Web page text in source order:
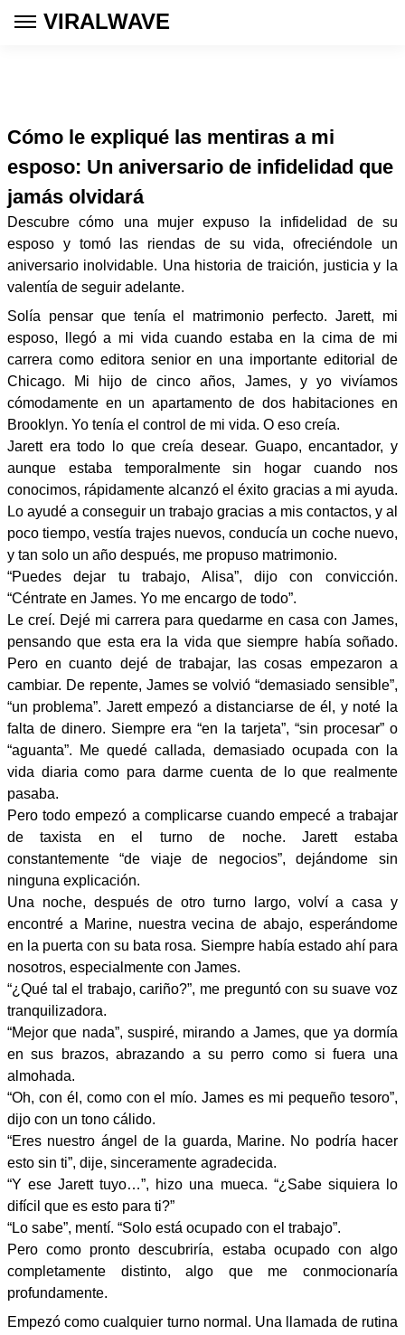
VIRALWAVE
Cómo le expliqué las mentiras a mi
esposo: Un aniversario de infidelidad que
jamás olvidará
Descubre cómo una mujer expuso la infidelidad de su
esposo y tomó las riendas de su vida, ofreciéndole un
aniversario inolvidable. Una historia de traición, justicia y la
valentía de seguir adelante.
Solía ​​pensar que tenía el matrimonio perfecto. Jarett, mi
esposo, llegó a mi vida cuando estaba en la cima de mi
carrera como editora senior en una importante editorial de
Chicago. Mi hijo de cinco años, James, y yo vivíamos
cómodamente en un apartamento de dos habitaciones en
Brooklyn. Yo tenía el control de mi vida. O eso creía.
Jarett era todo lo que creía desear. Guapo, encantador, y
aunque estaba temporalmente sin hogar cuando nos
conocimos, rápidamente alcanzó el éxito gracias a mi ayuda.
Lo ayudé a conseguir un trabajo gracias a mis contactos, y al
poco tiempo, vestía trajes nuevos, conducía un coche nuevo,
y tan solo un año después, me propuso matrimonio.
“Puedes dejar tu trabajo, Alisa”, dijo con convicción.
“Céntrate en James. Yo me encargo de todo”.
Le creí. Dejé mi carrera para quedarme en casa con James,
pensando que esta era la vida que siempre había soñado.
Pero en cuanto dejé de trabajar, las cosas empezaron a
cambiar. De repente, James se volvió “demasiado sensible”,
“un problema”. Jarett empezó a distanciarse de él, y noté la
falta de dinero. Siempre era “en la tarjeta”, “sin procesar” o
“aguanta”. Me quedé callada, demasiado ocupada con la
vida diaria como para darme cuenta de lo que realmente
pasaba.
Pero todo empezó a complicarse cuando empecé a trabajar
de taxista en el turno de noche. Jarett estaba
constantemente “de viaje de negocios”, dejándome sin
ninguna explicación.
Una noche, después de otro turno largo, volví a casa y
encontré a Marine, nuestra vecina de abajo, esperándome
en la puerta con su bata rosa. Siempre había estado ahí para
nosotros, especialmente con James.
“¿Qué tal el trabajo, cariño?”, me preguntó con su suave voz
tranquilizadora.
“Mejor que nada”, suspiré, mirando a James, que ya dormía
en sus brazos, abrazando a su perro como si fuera una
almohada.
“Oh, con él, como con el mío. James es mi pequeño tesoro”,
dijo con un tono cálido.
“Eres nuestro ángel de la guarda, Marine. No podría hacer
esto sin ti”, dije, sinceramente agradecida.
“Y ese Jarett tuyo…”, hizo una mueca. “¿Sabe siquiera lo
difícil que es esto para ti?”
“Lo sabe”, mentí. “Solo está ocupado con el trabajo”.
Pero como pronto descubriría, estaba ocupado con algo
completamente distinto, algo que me conmocionaría
profundamente.
Empezó como cualquier turno normal. Una llamada de rutina